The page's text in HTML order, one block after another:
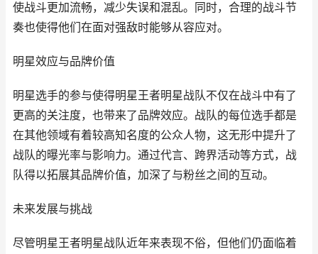
使战斗更加流畅，减少失误和混乱。同时，合理的战斗节
奏也使得他们在面对强敌时能够从容应对。
明星效应与品牌价值
明星选手的参与使得明星王者明星战队不仅在战斗中有了
更高的关注度，也带来了品牌效应。战队的每位选手都是
在其他领域有着较高知名度的公众人物，这无形中提升了
战队的曝光率与影响力。通过代言、跨界活动等方式，战
队得以拓展其品牌价值，加深了与粉丝之间的互动。
未来发展与挑战
尽管明星王者明星战队近年来表现不俗，但他们仍面临着